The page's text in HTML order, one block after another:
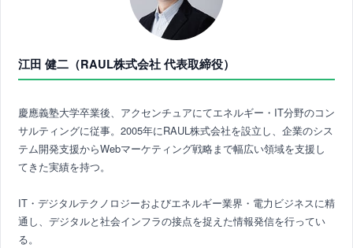
江田 健二（RAUL株式会社 代表取締役）
慶應義塾大学卒業後、アクセンチュアにてエネルギー・IT分野のコン
サルティングに従事。2005年にRAUL株式会社を設立し、企業のシス
テム開発支援からWebマーケティング戦略まで幅広い領域を支援し
てきた実績を持つ。
IT・デジタルテクノロジーおよびエネルギー業界・電力ビジネスに精
通し、デジタルと社会インフラの接点を捉えた情報発信を行ってい
る。